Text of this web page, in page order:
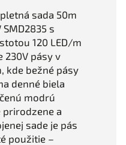
sada 50m
s
120 LED/m
230V pásy v
kde bežné pásy
denné biela
modrú
a
sade je pás
použitie –